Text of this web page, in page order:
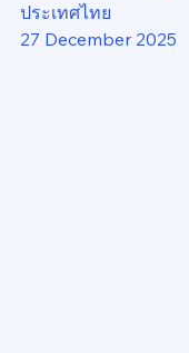
ประเทศไทย
27 December 2025